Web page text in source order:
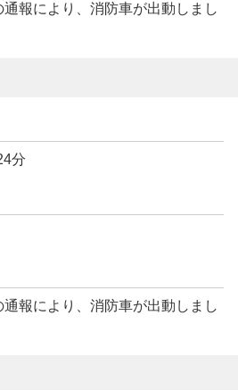
報により、消防車が出動しまし
分
報により、消防車が出動しまし